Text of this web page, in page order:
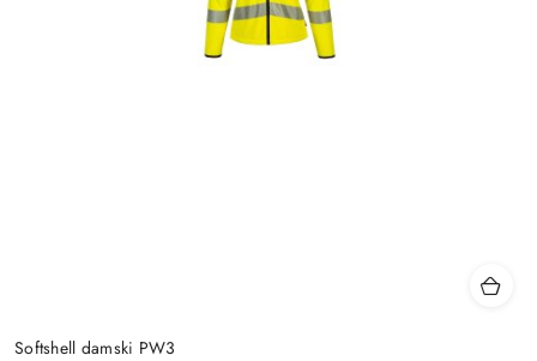
Softshell damski PW3